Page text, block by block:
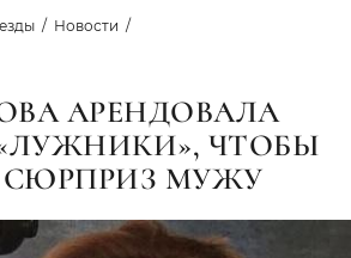
Новости
АРЕНДОВАЛА
ЧТОБЫ
СЮРПРИЗ МУЖУ